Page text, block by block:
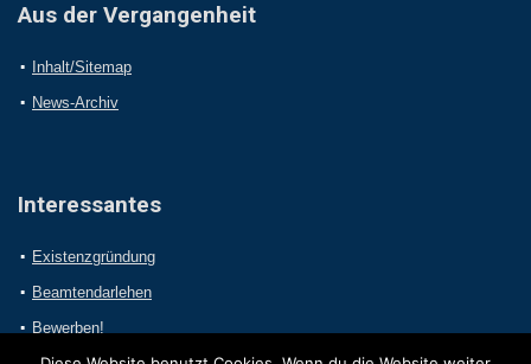
Aus der Vergangenheit
Inhalt/Sitemap
News-Archiv
Interessantes
Existenzgründung
Beamtendarlehen
Bewerben!